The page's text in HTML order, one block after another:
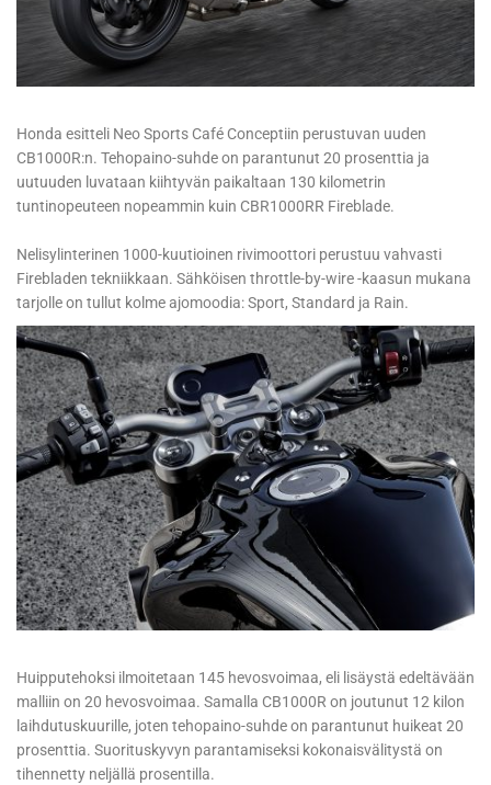
Honda esitteli Neo Sports Café Conceptiin perustuvan uuden
CB1000R:n. Tehopaino-suhde on parantunut 20 prosenttia ja
uutuuden luvataan kiihtyvän paikaltaan 130 kilometrin
tuntinopeuteen nopeammin kuin CBR1000RR Fireblade.
Nelisylinterinen 1000-kuutioinen rivimoottori perustuu vahvasti
Firebladen tekniikkaan. Sähköisen throttle-by-wire -kaasun mukana
tarjolle on tullut kolme ajomoodia: Sport, Standard ja Rain.
Huipputehoksi ilmoitetaan 145 hevosvoimaa, eli lisäystä edeltävään
malliin on 20 hevosvoimaa. Samalla CB1000R on joutunut 12 kilon
laihdutuskuurille, joten tehopaino-suhde on parantunut huikeat 20
prosenttia. Suorituskyvyn parantamiseksi kokonaisvälitystä on
tihennetty neljällä prosentilla.